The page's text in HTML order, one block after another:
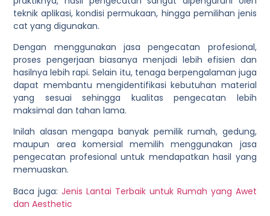
teknik aplikasi, kondisi permukaan, hingga pemilihan jenis
cat yang digunakan.
Dengan menggunakan jasa pengecatan profesional,
proses pengerjaan biasanya menjadi lebih efisien dan
hasilnya lebih rapi. Selain itu, tenaga berpengalaman juga
dapat membantu mengidentifikasi kebutuhan material
yang sesuai sehingga kualitas pengecatan lebih
maksimal dan tahan lama.
Inilah alasan mengapa banyak pemilik rumah, gedung,
maupun area komersial memilih menggunakan jasa
pengecatan profesional untuk mendapatkan hasil yang
memuaskan.
Baca juga:Jenis Lantai Terbaik untuk Rumah yang Awet
dan Aesthetic